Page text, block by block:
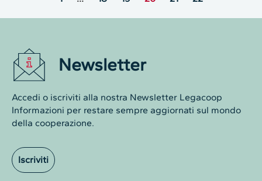
Newsletter
Accedi o iscriviti alla nostra Newsletter Legacoop
Informazioni per restare sempre aggiornati sul mondo
della cooperazione.
Iscriviti